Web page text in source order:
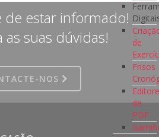
de
Frisos
de
PDF
de estar informado!
as suas dúvidas!
NOS